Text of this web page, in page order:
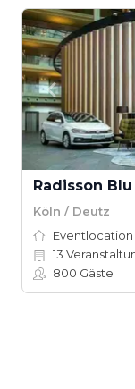
Radisson
Köln / Deutz
Eventlocation
13
800 Gäste